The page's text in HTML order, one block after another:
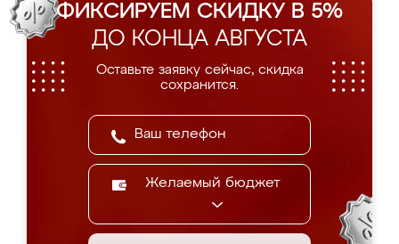
ФИКСИРУЕМ СКИДКУ В 5%
ДО КОНЦА АВГУСТА
Оставьте заявку сейчас, скидка
сохранится.
Желаемый бюджет